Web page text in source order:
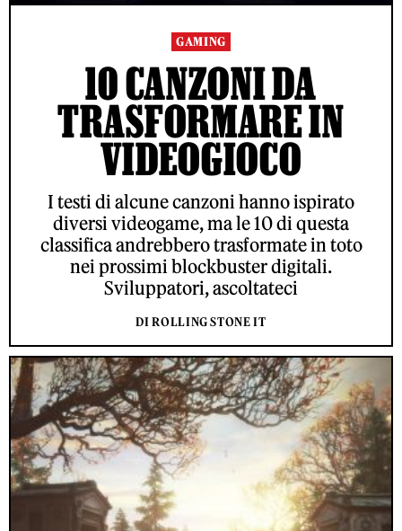
GAMING
10 CANZONI DA
TRASFORMARE IN
VIDEOGIOCO
I testi di alcune canzoni hanno ispirato
diversi videogame, ma le 10 di questa
classifica andrebbero trasformate in toto
nei prossimi blockbuster digitali.
Sviluppatori, ascoltateci
DI ROLLING STONE IT